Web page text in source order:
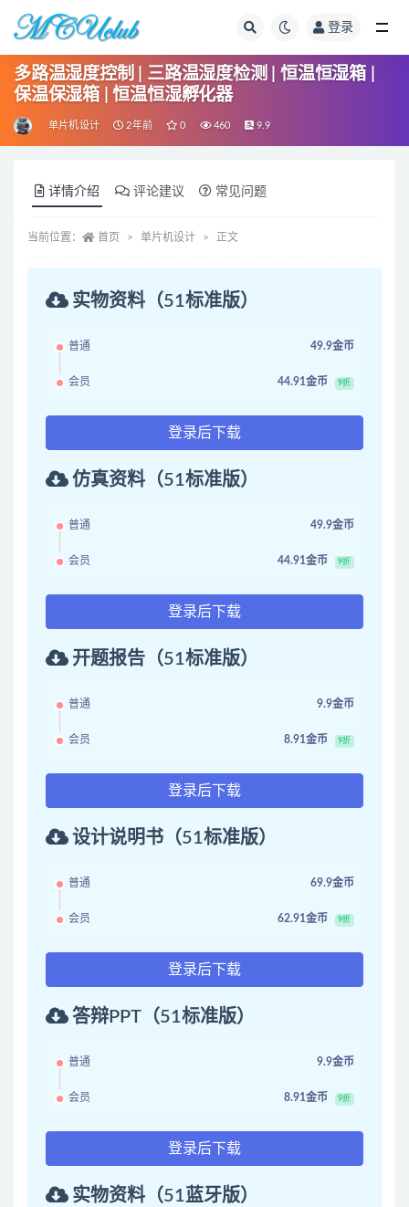
登录
多路温湿度控制 | 三路温湿度检测 | 恒温恒湿箱 |
保温保湿箱 | 恒温恒湿孵化器
单片机设计 2年前 0 460 9.9
详情介绍 评论建议 常见问题
当前位置： 首页 单片机设计 正文
实物资料（51标准版）
普通 49.9金币
会员 44.91金币 9折
登录后下载
仿真资料（51标准版）
普通 49.9金币
会员 44.91金币 9折
登录后下载
开题报告（51标准版）
普通 9.9金币
会员 8.91金币 9折
登录后下载
设计说明书（51标准版）
普通 69.9金币
会员 62.91金币 9折
登录后下载
答辩PPT（51标准版）
普通 9.9金币
会员 8.91金币 9折
登录后下载
实物资料（51蓝牙版）